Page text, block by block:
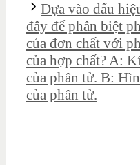
Dựa vào dấu
đây để phân biệt
của đơn chất với
của hợp chất? A:
của phân tử. B:
của phân tử.